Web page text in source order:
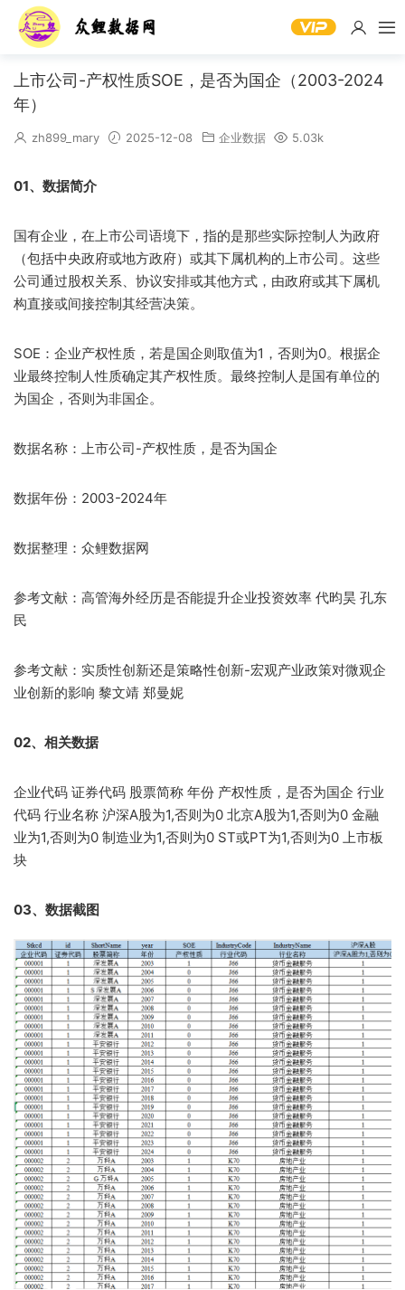
上市公司-产权性质SOE，是否为国企（2003-2024
年）
zh899_mary 2025-12-08 企业数据 5.03k
01、数据简介
国有企业，在上市公司语境下，指的是那些实际控制人为政府
（包括中央政府或地方政府）或其下属机构的上市公司。这些
公司通过股权关系、协议安排或其他方式，由政府或其下属机
构直接或间接控制其经营决策。
SOE：企业产权性质，若是国企则取值为1，否则为0。根据企
业最终控制人性质确定其产权性质。最终控制人是国有单位的
为国企，否则为非国企。
数据名称：上市公司-产权性质，是否为国企
数据年份：2003-2024年
数据整理：众鲤数据网
参考文献：高管海外经历是否能提升企业投资效率 代昀昊 孔东
民
参考文献：实质性创新还是策略性创新-宏观产业政策对微观企
业创新的影响 黎文靖 郑曼妮
02、相关数据
企业代码 证券代码 股票简称 年份 产权性质，是否为国企 行业
代码 行业名称 沪深A股为1,否则为0 北京A股为1,否则为0 金融
业为1,否则为0 制造业为1,否则为0 ST或PT为1,否则为0 上市板
块
03、数据截图